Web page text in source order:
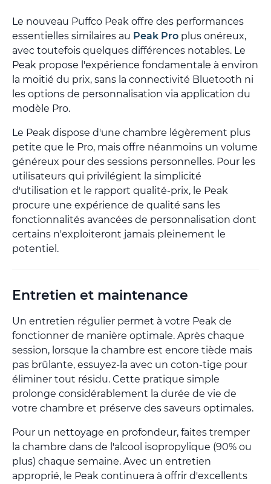
Le nouveau Puffco Peak offre des performances
essentielles similaires au Peak Pro plus onéreux,
avec toutefois quelques différences notables. Le
Peak propose l'expérience fondamentale à environ
la moitié du prix, sans la connectivité Bluetooth ni
les options de personnalisation via application du
modèle Pro.
Le Peak dispose d'une chambre légèrement plus
petite que le Pro, mais offre néanmoins un volume
généreux pour des sessions personnelles. Pour les
utilisateurs qui privilégient la simplicité
d'utilisation et le rapport qualité-prix, le Peak
procure une expérience de qualité sans les
fonctionnalités avancées de personnalisation dont
certains n'exploiteront jamais pleinement le
potentiel.
Entretien et maintenance
Un entretien régulier permet à votre Peak de
fonctionner de manière optimale. Après chaque
session, lorsque la chambre est encore tiède mais
pas brûlante, essuyez-la avec un coton-tige pour
éliminer tout résidu. Cette pratique simple
prolonge considérablement la durée de vie de
votre chambre et préserve des saveurs optimales.
Pour un nettoyage en profondeur, faites tremper
la chambre dans de l'alcool isopropylique (90% ou
plus) chaque semaine. Avec un entretien
approprié, le Peak continuera à offrir d'excellents